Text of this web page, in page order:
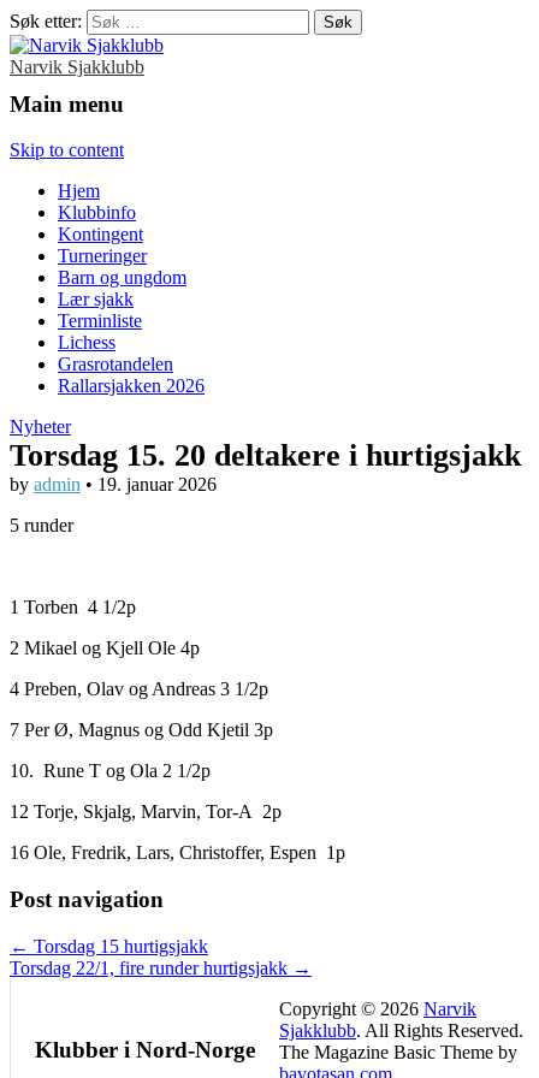
Søk etter:
Narvik Sjakklubb
Main menu
Skip to content
Hjem
Klubbinfo
Kontingent
Turneringer
Barn og ungdom
Lær sjakk
Terminliste
Lichess
Grasrotandelen
Rallarsjakken 2026
Nyheter
Torsdag 15. 20 deltakere i hurtigsjakk
by admin • 19. januar 2026
5 runder
1 Torben 4 1/2p
2 Mikael og Kjell Ole 4p
4 Preben, Olav og Andreas 3 1/2p
7 Per Ø, Magnus og Odd Kjetil 3p
10. Rune T og Ola 2 1/2p
12 Torje, Skjalg, Marvin, Tor-A 2p
16 Ole, Fredrik, Lars, Christoffer, Espen 1p
Post navigation
← Torsdag 15 hurtigsjakk
Torsdag 22/1, fire runder hurtigsjakk →
Klubber i Nord-Norge
Copyright © 2026 Narvik
Sjakklubb. All Rights Reserved.
The Magazine Basic Theme by
bavotasan.com